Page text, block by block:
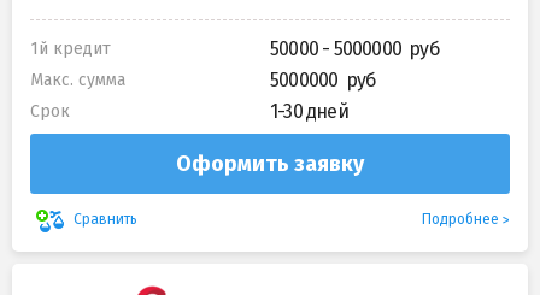
1й кредит 50000 - 5000000
Макс. сумма 5000000
Срок 1-30 дней
Оформить заявку
Сравнить Подробнее